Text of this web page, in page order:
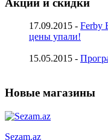
17.09.2015 - Ferby
цены упали!
15.05.2015 -
Новые магазины
Sezam.az